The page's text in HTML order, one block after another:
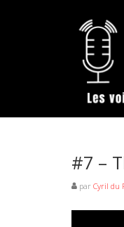
#7 –
par Cyril du